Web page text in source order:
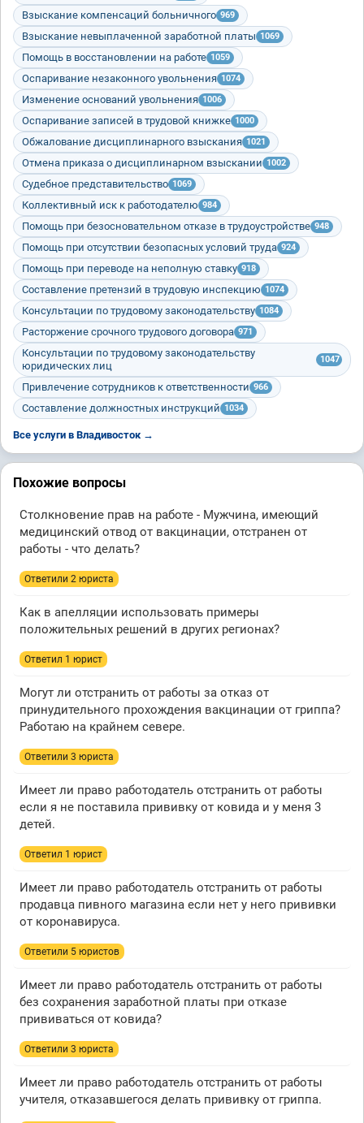
Взыскание компенсаций больничного 969
Взыскание невыплаченной заработной платы 1069
Помощь в восстановлении на работе 1059
Оспаривание незаконного увольнения 1074
Изменение оснований увольнения 1006
Оспаривание записей в трудовой книжке 1000
Обжалование дисциплинарного взыскания 1021
Отмена приказа о дисциплинарном взыскании 1002
Судебное представительство 1069
Коллективный иск к работодателю 984
Помощь при безосновательном отказе в трудоустройстве 948
Помощь при отсутствии безопасных условий труда 924
Помощь при переводе на неполную ставку 918
Составление претензий в трудовую инспекцию 1074
Консультации по трудовому законодательству 1084
Расторжение срочного трудового договора 971
Консультации по трудовому законодательству
юридических лиц
1047
Привлечение сотрудников к ответственности 966
Составление должностных инструкций 1034
Все услуги в Владивосток →
Похожие вопросы
Столкновение прав на работе - Мужчина, имеющий
медицинский отвод от вакцинации, отстранен от
работы - что делать?
Ответили 2 юристa
Как в апелляции использовать примеры
положительных решений в других регионах?
Ответил 1 юрист
Могут ли отстранить от работы за отказ от
принудительного прохождения вакцинации от гриппа?
Работаю на крайнем севере.
Ответили 3 юристa
Имеет ли право работодатель отстранить от работы
если я не поставила прививку от ковида и у меня 3
детей.
Ответил 1 юрист
Имеет ли право работодатель отстранить от работы
продавца пивного магазина если нет у него прививки
от коронавируса.
Ответили 5 юристов
Имеет ли право работодатель отстранить от работы
без сохранения заработной платы при отказе
прививаться от ковида?
Ответили 3 юристa
Имеет ли право работодатель отстранить от работы
учителя, отказавшегося делать прививку от гриппа.